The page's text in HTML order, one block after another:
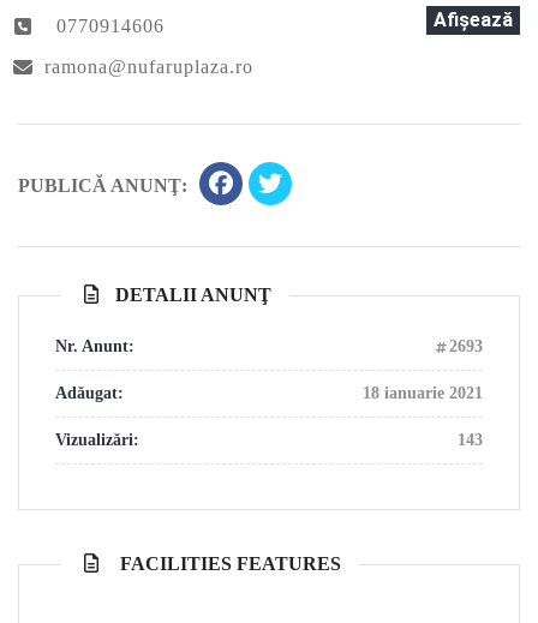
0770914606 Afişează
ramona@nufaruplaza.ro
PUBLICĂ ANUNŢ:
DETALII ANUNŢ
Nr. Anunt: 2693
Adăugat: 18 ianuarie 2021
Vizualizări: 143
FACILITIES FEATURES